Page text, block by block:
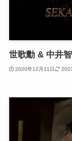
世歌勳 & 中井
2020年12月11日